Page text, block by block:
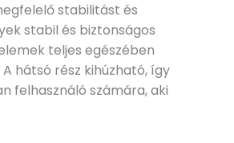
stabilitást és
stabil és biztonságos
teljes egészében
hátsó rész kihúzható, így
felhasználó számára, aki